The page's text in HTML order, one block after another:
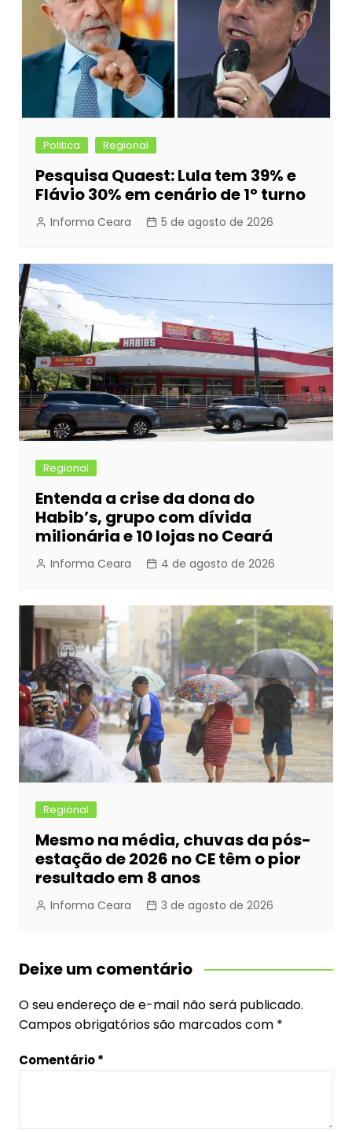
Politica Regional
Pesquisa Quaest: Lula tem 39% e
Flávio 30% em cenário de 1º turno
Informa Ceara 5 de agosto de 2026
Regional
Entenda a crise da dona do
Habib’s, grupo com dívida
milionária e 10 lojas no Ceará
Informa Ceara 4 de agosto de 2026
Regional
Mesmo na média, chuvas da pós-
estação de 2026 no CE têm o pior
resultado em 8 anos
Informa Ceara 3 de agosto de 2026
Deixe um comentário
O seu endereço de e-mail não será publicado.
Campos obrigatórios são marcados com *
Comentário*